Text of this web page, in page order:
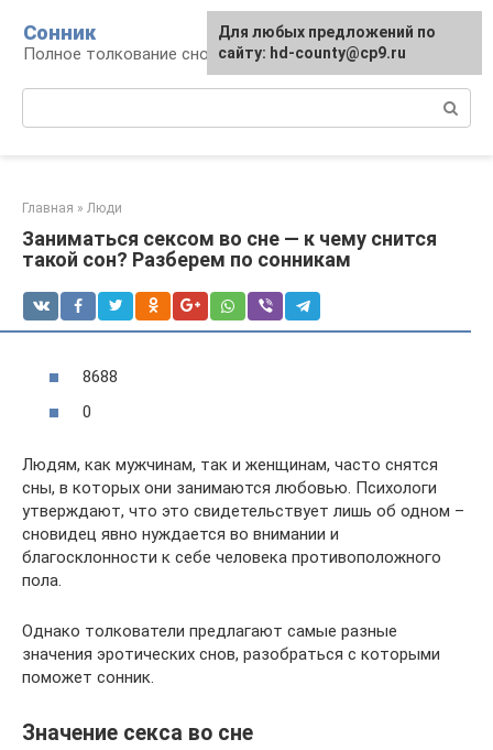
контенту
Сонник
Полное толкование снов
Главная » Люди
Заниматься сексом во сне — к чему снится
такой сон? Разберем по сонникам
8688
0
Людям, как мужчинам, так и женщинам, часто снятся
сны, в которых они занимаются любовью. Психологи
утверждают, что это свидетельствует лишь об одном –
сновидец явно нуждается во внимании и
благосклонности к себе человека противоположного
пола.
Однако толкователи предлагают самые разные
значения эротических снов, разобраться с которыми
поможет сонник.
Значение секса во сне
Для любых предложений по
сайту: hd-county@cp9.ru